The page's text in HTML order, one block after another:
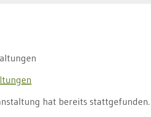
hat bereits stattgefunden.